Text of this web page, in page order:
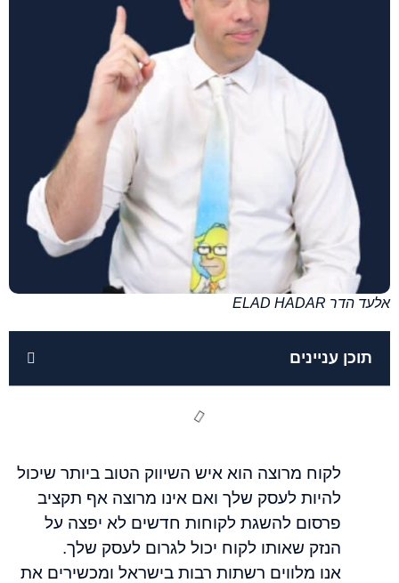
אלעד הדר ELAD HADAR
תוכן עניינים
לקוח מרוצה הוא איש השיווק הטוב ביותר שיכול
להיות לעסק שלך ואם אינו מרוצה אף תקציב
פרסום להשגת לקוחות חדשים לא יפצה על
הנזק שאותו לקוח יכול לגרום לעסק שלך.
אנו מלווים רשתות רבות בישראל ומכשירים את